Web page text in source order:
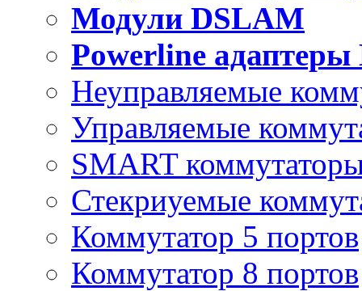
Модули DSLAM
Powerline адаптеры
Неуправляемые
Управляемые
SMART
Стекриуемые
Коммутатор 5 портов
Коммутатор 8 портов